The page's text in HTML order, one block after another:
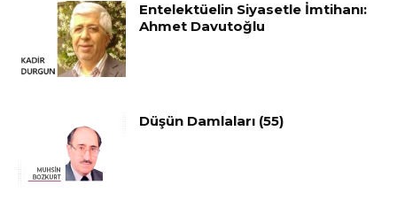
Entelektüelin Siyasetle İmtihanı:
Ahmet Davutoğlu
Düşün Damlaları (55)